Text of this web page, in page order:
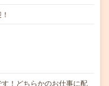
！どちらかのお仕事に配